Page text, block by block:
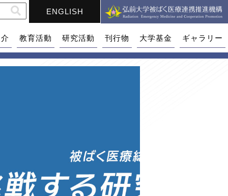
ENGLISH
教育活動 研究活動 刊行物 大学基金 ギャラリー